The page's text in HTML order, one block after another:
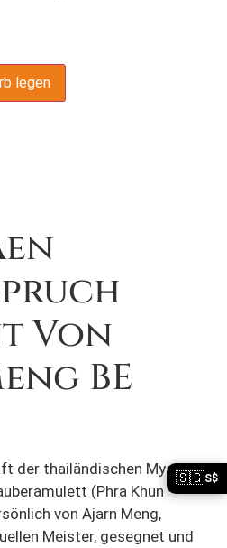
legen
Von
BE
der thailändischen Mystik
(Phra Khun
von Ajarn Meng,
Meister, gesegnet und
🇸🇬S$